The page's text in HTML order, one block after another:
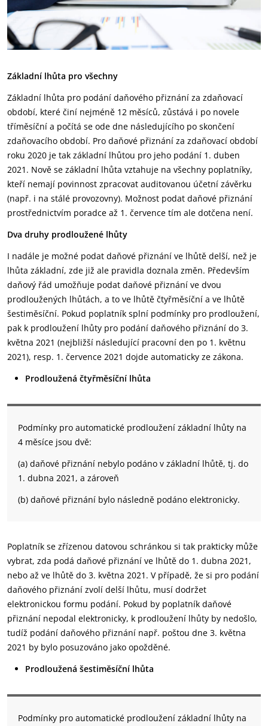
Základní lhůta pro všechny
Základní lhůta pro podání daňového přiznání za zdaňovací
období, které činí nejméně 12 měsíců, zůstává i po novele
tříměsíční a počítá se ode dne následujícího po skončení
zdaňovacího období. Pro daňové přiznání za zdaňovací období
roku 2020 je tak základní lhůtou pro jeho podání 1. duben
2021. Nově se základní lhůta vztahuje na všechny poplatníky,
kteří nemají povinnost zpracovat auditovanou účetní závěrku
(např. i na stálé provozovny). Možnost podat daňové přiznání
prostřednictvím poradce až 1. července tím ale dotčena není.
Dva druhy prodloužené lhůty
I nadále je možné podat daňové přiznání ve lhůtě delší, než je
lhůta základní, zde již ale pravidla doznala změn. Především
daňový řád umožňuje podat daňové přiznání ve dvou
prodloužených lhůtách, a to ve lhůtě čtyřměsíční a ve lhůtě
šestiměsíční. Pokud poplatník splní podmínky pro prodloužení,
pak k prodloužení lhůty pro podání daňového přiznání do 3.
května 2021 (nejbližší následující pracovní den po 1. květnu
2021), resp. 1. července 2021 dojde automaticky ze zákona.
Prodloužená čtyřměsíční lhůta
Podmínky pro automatické prodloužení základní lhůty na
4 měsíce jsou dvě:
(a) daňové přiznání nebylo podáno v základní lhůtě, tj. do
1. dubna 2021, a zároveň
(b) daňové přiznání bylo následně podáno elektronicky.
Poplatník se zřízenou datovou schránkou si tak prakticky může
vybrat, zda podá daňové přiznání ve lhůtě do 1. dubna 2021,
nebo až ve lhůtě do 3. května 2021. V případě, že si pro podání
daňového přiznání zvolí delší lhůtu, musí dodržet
elektronickou formu podání. Pokud by poplatník daňové
přiznání nepodal elektronicky, k prodloužení lhůty by nedošlo,
tudíž podání daňového přiznání např. poštou dne 3. května
2021 by bylo posuzováno jako opožděné.
Prodloužená šestiměsíční lhůta
Podmínky pro automatické prodloužení základní lhůty na